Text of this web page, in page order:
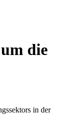
die
in der